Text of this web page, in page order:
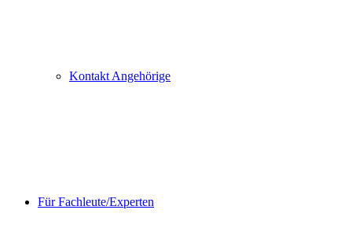
Kontakt Angehörige
Für Fachleute/Experten